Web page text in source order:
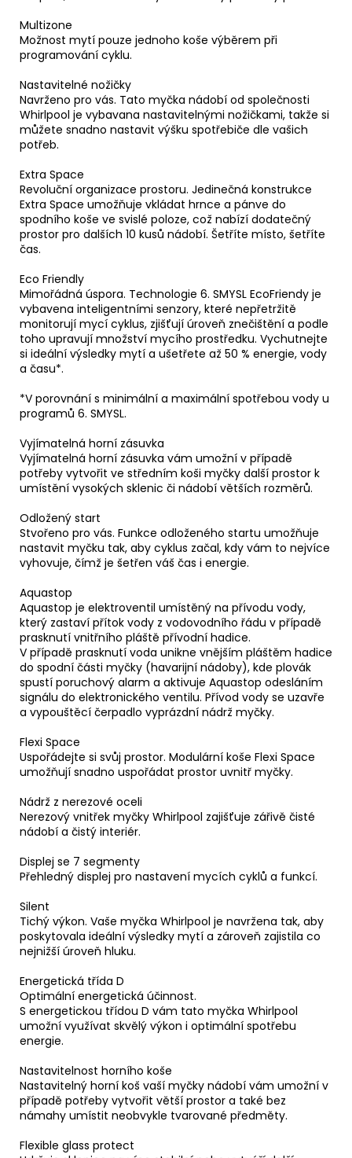
Multizone
Možnost mytí pouze jednoho koše výběrem při
programování cyklu.
Nastavitelné nožičky
Navrženo pro vás. Tato myčka nádobí od společnosti
Whirlpool je vybavana nastavitelnými nožičkami, takže si
můžete snadno nastavit výšku spotřebiče dle vašich
potřeb.
Extra Space
Revoluční organizace prostoru. Jedinečná konstrukce
Extra Space umožňuje vkládat hrnce a pánve do
spodního koše ve svislé poloze, což nabízí dodatečný
prostor pro dalších 10 kusů nádobí. Šetříte místo, šetříte
čas.
Eco Friendly
Mimořádná úspora. Technologie 6. SMYSL EcoFriendy je
vybavena inteligentními senzory, které nepřetržitě
monitorují mycí cyklus, zjišťují úroveň znečištění a podle
toho upravují množství mycího prostředku. Vychutnejte
si ideální výsledky mytí a ušetřete až 50 % energie, vody
a času*.
*V porovnání s minimální a maximální spotřebou vody u
programů 6. SMYSL.
Vyjímatelná horní zásuvka
Vyjímatelná horní zásuvka vám umožní v případě
potřeby vytvořit ve středním koši myčky další prostor k
umístění vysokých sklenic či nádobí větších rozměrů.
Odložený start
Stvořeno pro vás. Funkce odloženého startu umožňuje
nastavit myčku tak, aby cyklus začal, kdy vám to nejvíce
vyhovuje, čímž je šetřen váš čas i energie.
Aquastop
Aquastop je elektroventil umístěný na přívodu vody,
který zastaví přítok vody z vodovodního řádu v případě
prasknutí vnitřního pláště přívodní hadice.
V případě prasknutí voda unikne vnějším pláštěm hadice
do spodní části myčky (havarijní nádoby), kde plovák
spustí poruchový alarm a aktivuje Aquastop odesláním
signálu do elektronického ventilu. Přívod vody se uzavře
a vypouštěcí čerpadlo vyprázdní nádrž myčky.
Flexi Space
Uspořádejte si svůj prostor. Modulární koše Flexi Space
umožňují snadno uspořádat prostor uvnitř myčky.
Nádrž z nerezové oceli
Nerezový vnitřek myčky Whirlpool zajišťuje zářivě čisté
nádobí a čistý interiér.
Displej se 7 segmenty
Přehledný displej pro nastavení mycích cyklů a funkcí.
Silent
Tichý výkon. Vaše myčka Whirlpool je navržena tak, aby
poskytovala ideální výsledky mytí a zároveň zajistila co
nejnižší úroveň hluku.
Energetická třída D
Optimální energetická účinnost.
S energetickou třídou D vám tato myčka Whirlpool
umožní využívat skvělý výkon i optimální spotřebu
energie.
Nastavitelnost horního koše
Nastavitelný horní koš vaší myčky nádobí vám umožní v
případě potřeby vytvořit větší prostor a také bez
námahy umístit neobvykle tvarované předměty.
Flexible glass protect